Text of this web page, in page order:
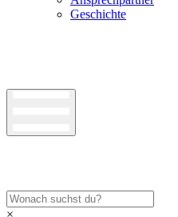
Geschichte